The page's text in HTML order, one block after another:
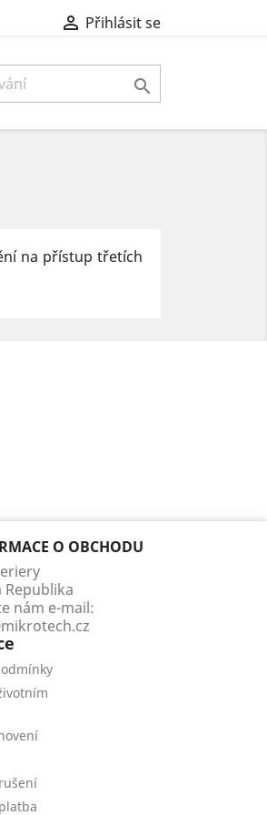
 Přihlásit se

na přístup třetích
O OBCHODU
Republika
nám e-mail: